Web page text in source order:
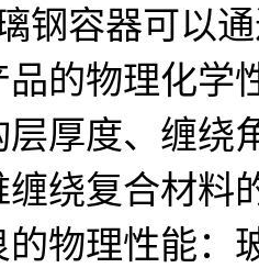
钢容器可以
的物理化学
厚度、缠绕
缠绕复合材料
物理性能：